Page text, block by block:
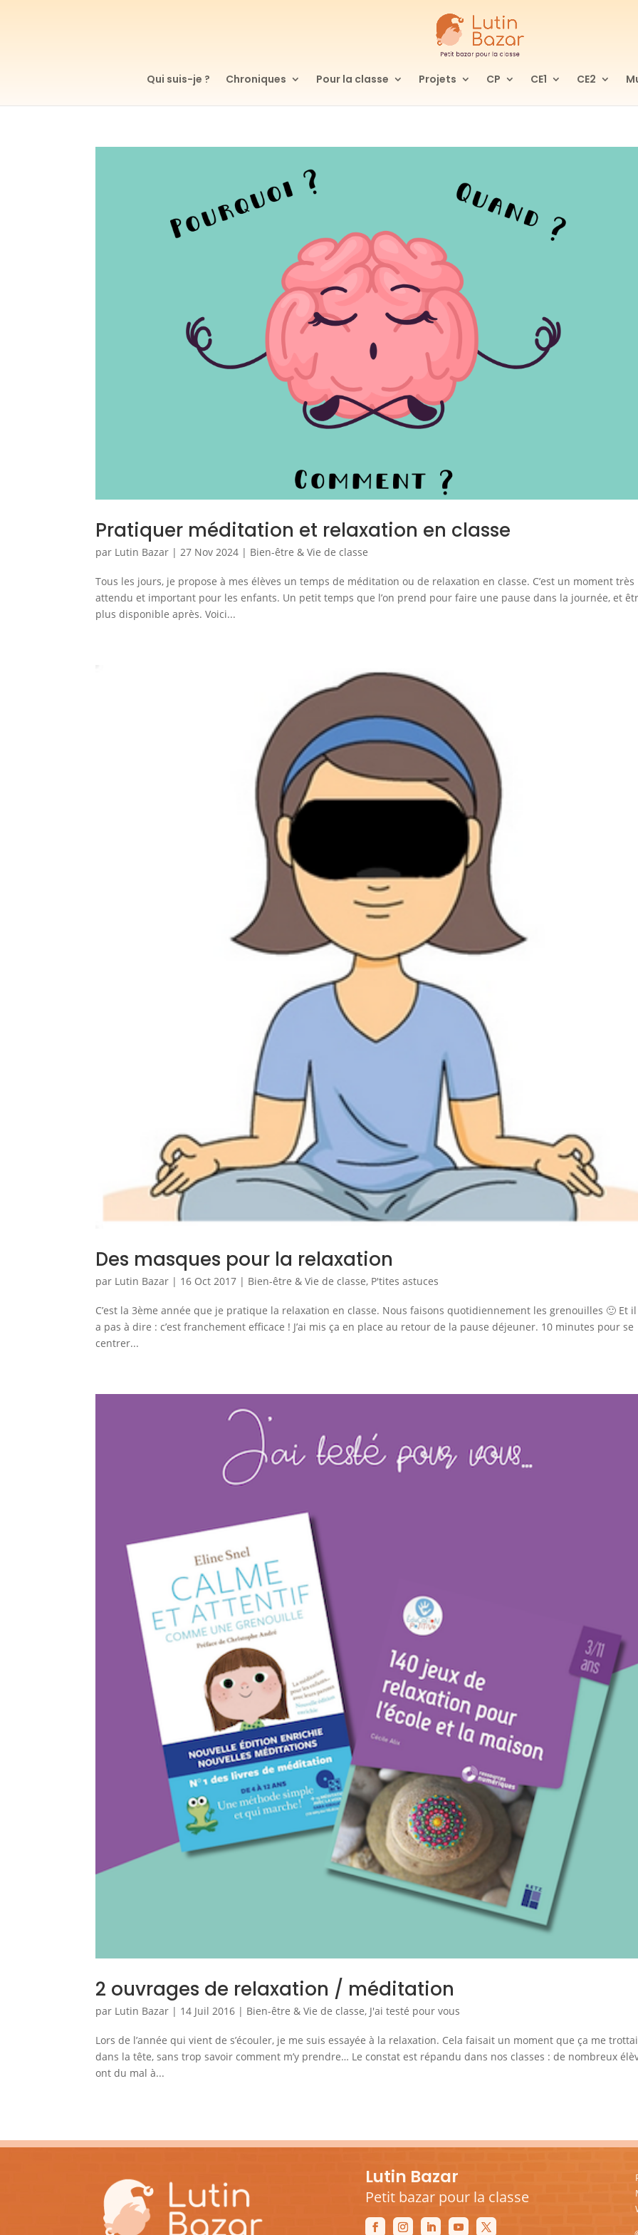
Qui suis-je ? Chroniques Pour la classe Projets CP CE1 CE2
Pratiquer méditation et relaxation en classe
par Lutin Bazar | 27 Nov 2024 | Bien-être & Vie de classe
Tous les jours, je propose à mes élèves un temps de méditation ou de relaxation en classe. C’est un moment très
attendu et important pour les enfants. Un petit temps que l’on prend pour faire une pause dans la journée, et
plus disponible après. Voici...
Des masques pour la relaxation
par Lutin Bazar | 16 Oct 2017 | Bien-être & Vie de classe, P'tites astuces
C’est la 3ème année que je pratique la relaxation en classe. Nous faisons quotidiennement les grenouilles 🙂 Et il
a pas à dire : c’est franchement efficace ! J’ai mis ça en place au retour de la pause déjeuner. 10 minutes pour se
centrer...
2 ouvrages de relaxation / méditation
par Lutin Bazar | 14 Juil 2016 | Bien-être & Vie de classe, J'ai testé pour vous
Lors de l’année qui vient de s’écouler, je me suis essayée à la relaxation. Cela faisait un moment que ça me
dans la tête, sans trop savoir comment m’y prendre… Le constat est répandu dans nos classes : de nombreux
ont du mal à...
Lutin Bazar
Petit bazar pour la classe